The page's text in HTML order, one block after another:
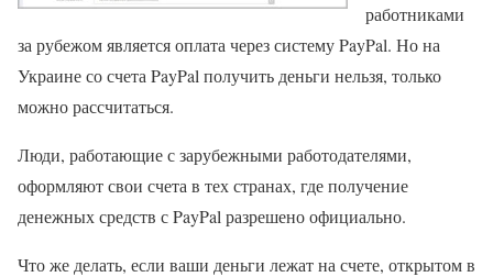
работниками
за рубежом является оплата через систему PayPal. Но на
Украине со счета PayPal получить деньги нельзя, только
можно рассчитаться.
Люди, работающие с зарубежными работодателями,
оформляют свои счета в тех странах, где получение
денежных средств с PayPal разрешено официально.
Что же делать, если ваши деньги лежат на счете, открытом в